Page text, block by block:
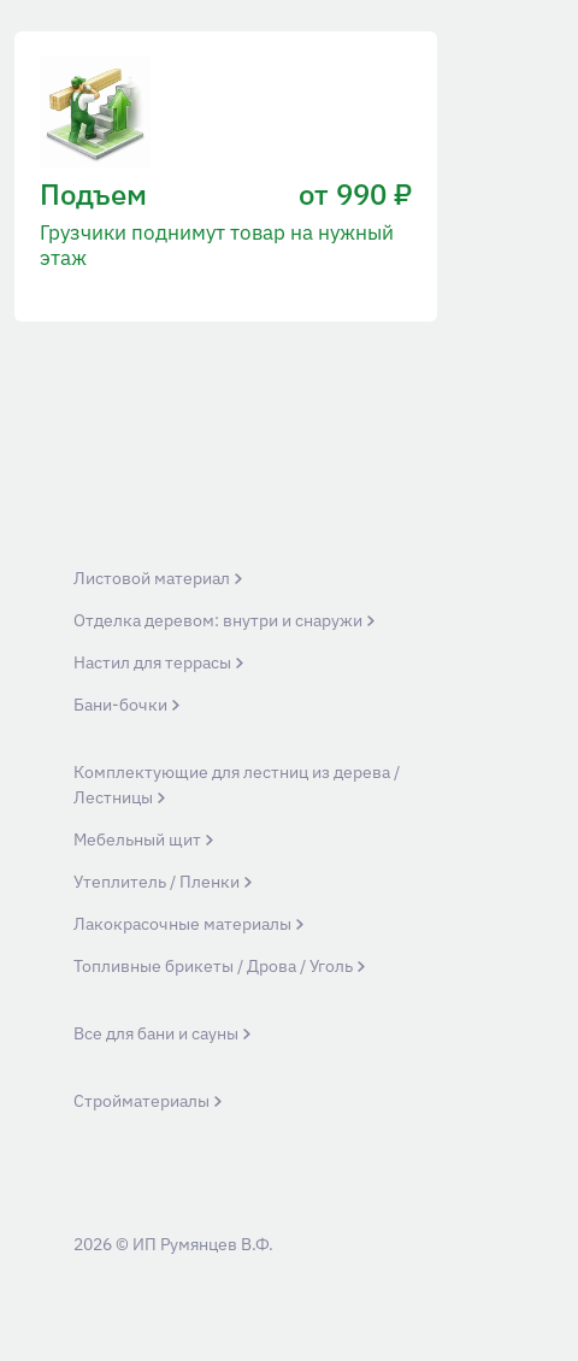
Подъем от 990 ₽
Грузчики поднимут товар на нужный
этаж
Листовой материал
Отделка деревом: внутри и снаружи
Настил для террасы
Бани-бочки
Комплектующие для лестниц из дерева /
Лестницы
Мебельный щит
Утеплитель / Пленки
Лакокрасочные материалы
Топливные брикеты / Дрова / Уголь
Все для бани и сауны
Стройматериалы
2026 © ИП Румянцев В.Ф.